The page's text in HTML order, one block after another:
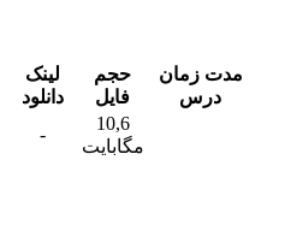
مدت زمان
درس
حجم
فایل
لینک
دانلود
10,6
مگابایت
-